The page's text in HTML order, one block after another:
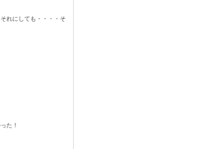
れにしても・・・・そ
た！